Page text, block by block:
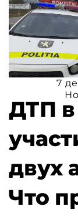
7
ДТП
двух
Что